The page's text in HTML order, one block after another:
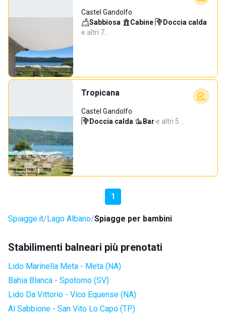
Castel Gandolfo
Sabbiosa· Cabine· Doccia calda·
e altri 7…
Tropicana
Castel Gandolfo
Doccia calda· Bar·e altri 5…
1
Spiagge.it Lago Albano Spiagge per bambini
Stabilimenti balneari più prenotati
Lido Marinella Meta - Meta (NA)
Bahia Blanca - Spotorno (SV)
Lido Da Vittorio - Vico Equense (NA)
Al Sabbione - San Vito Lo Capo (TP)